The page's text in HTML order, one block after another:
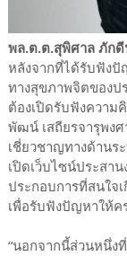
พล.ต.ต.สุพิศาล ภักดี
หลังจากที่ได้รับฟัง
ทางสุขภาพจิตของป
ต้องเปิดรับฟังความ
พัฒน์ เสถียรจารุพง
เชี่ยวชาญทางด้านร
เปิดเว็บไซน์ประสา
ประกอบการที่สนใจ
เพื่อรับฟังปัญหาให้
“นอกจากนี้ส่วนหนึ่ง